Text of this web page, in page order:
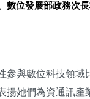
位發展部政務次
與數位科技領
她們為資通訊產